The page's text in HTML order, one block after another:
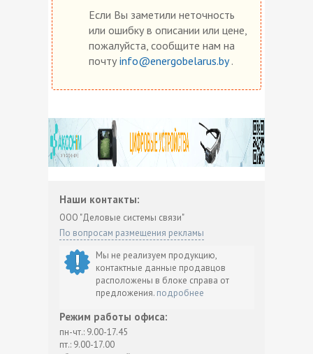
Если Вы заметили неточность
или ошибку в описании или цене,
пожалуйста, сообщите нам на
почту info@energobelarus.by.
Наши контакты:
ООО "Деловые системы связи"
По вопросам размещения рекламы
Мы не реализуем продукцию,
контактные данные продавцов
расположены в блоке справа от
предложения. подробнее
Режим работы офиса:
пн-чт.: 9.00-17.45
пт.: 9.00-17.00